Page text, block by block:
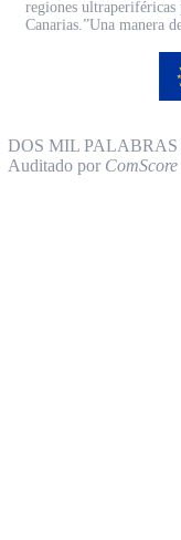
regiones ultraperiféricas
Canarias.”Una manera
DOS MIL PALABRAS
Auditado por ComScore